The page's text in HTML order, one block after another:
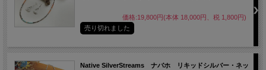
価格:19,800円(本体 18,000円、税 1,800円)
売り切れました
Native SilverStreams ナバホ リキッドシルバー・ネッ